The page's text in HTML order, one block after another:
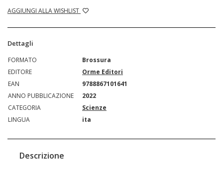
AGGIUNGI ALLA WISHLIST
Dettagli
FORMATO
Brossura
EDITORE
Orme Editori
EAN
9788867101641
ANNO PUBBLICAZIONE
2022
CATEGORIA
Scienze
LINGUA
ita
Descrizione